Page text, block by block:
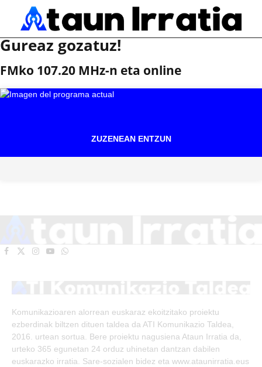
Gureaz gozatuz!
FMko 107.20 MHz-n eta online
ZUZENEAN ENTZUN
Facebook
X
Instagram
YouTubeWhatsApp
Komunikazioaren alorrean euskaraz ekoitzitako proiektu
ezberdinak biltzen dituen taldea da ATI Komunikazio Taldea,
2016. urtean sortua. Bere proiektu nagusiena Ataun Irratia da,
urteko 365 egunetan 24 orduz uhinetan dantzan dabilen
euskarazko irratia. Sare-sozialen bidez eta www.ataunirratia.eus